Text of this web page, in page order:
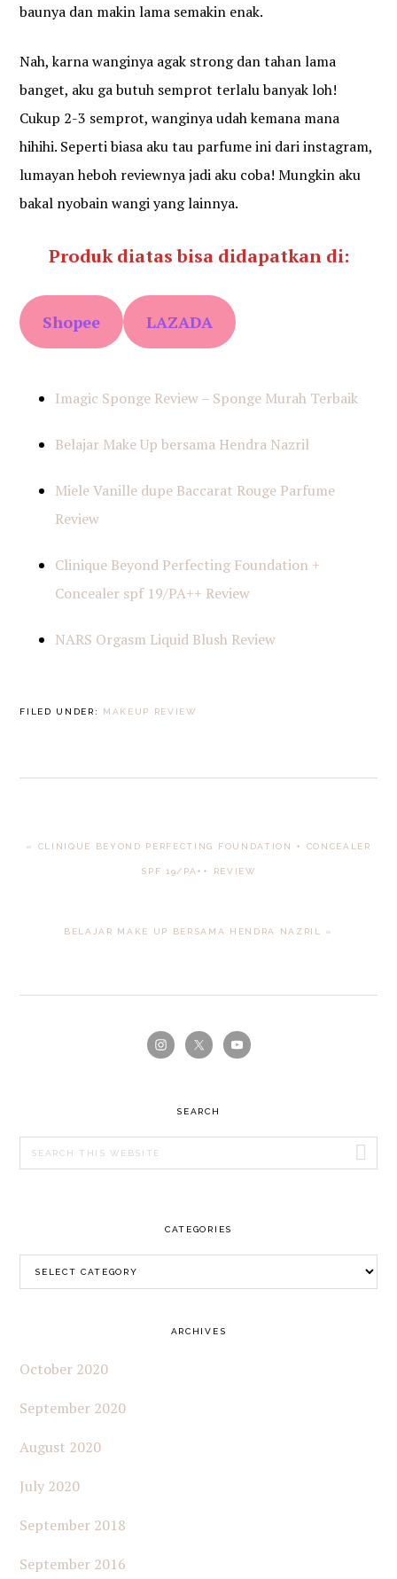
baunya dan makin lama semakin enak.
Nah, karna wanginya agak strong dan tahan lama
banget, aku ga butuh semprot terlalu banyak loh!
Cukup 2-3 semprot, wanginya udah kemana mana
hihihi. Seperti biasa aku tau parfume ini dari instagram,
lumayan heboh reviewnya jadi aku coba! Mungkin aku
bakal nyobain wangi yang lainnya.
Produk diatas bisa didapatkan di:
Shopee LAZADA
Imagic Sponge Review – Sponge Murah Terbaik
Belajar Make Up bersama Hendra Nazril
Miele Vanille dupe Baccarat Rouge Parfume
Review
Clinique Beyond Perfecting Foundation +
Concealer spf 19/PA++ Review
NARS Orgasm Liquid Blush Review
FILED UNDER: MAKEUP REVIEW
POST:
« CLINIQUE BEYOND PERFECTING FOUNDATION + CONCEALER
SPF 19/PA++ REVIEW
POST:
BELAJAR MAKE UP BERSAMA HENDRA NAZRIL »
SEARCH
Search
this
CATEGORIES
Categories
ARCHIVES
October 2020
September 2020
August 2020
July 2020
September 2018
September 2016